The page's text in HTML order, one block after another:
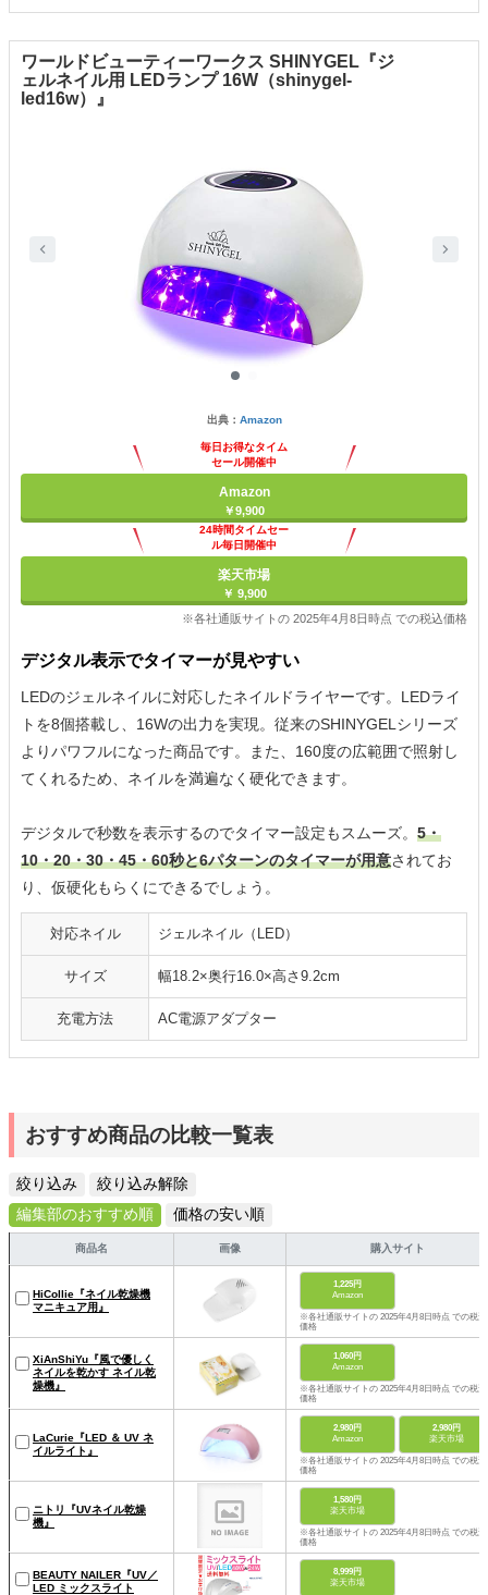
ワールドビューティーワークス SHINYGEL『ジ
ェルネイル用 LEDランプ 16W（shinygel-
led16w）』
出典： Amazon
毎日お得なタイム
セール開催中
Amazon
￥9,900
24時間タイムセー
ル毎日開催中
楽天市場
￥ 9,900
※各社通販サイトの 2025年4月8日時点 での税込価格
デジタル表示でタイマーが見やすい
LEDのジェルネイルに対応したネイルドライヤーです。LEDライ
トを8個搭載し、16Wの出力を実現。従来のSHINYGELシリーズ
よりパワフルになった商品です。また、160度の広範囲で照射し
てくれるため、ネイルを満遍なく硬化できます。
デジタルで秒数を表示するのでタイマー設定もスムーズ。 5・
10・20・30・45・60秒と6パターンのタイマーが用意されてお
り、仮硬化もらくにできるでしょう。
対応ネイル ジェルネイル（LED）
サイズ 幅18.2×奥行16.0×高さ9.2cm
充電方法 AC電源アダプター
おすすめ商品の比較一覧表
絞り込み
絞り込み解除
編集部のおすすめ順
価格の安い順
商品名 画像 購入サイト
HiCollie『ネイル乾燥機
マニキュア用』
1,225円
Amazon
※各社通販サイトの 2025年4月8日時点 での税込
価格
XiAnShiYu『風で優しく
ネイルを乾かす ネイル乾
燥機』
1,060円
Amazon
※各社通販サイトの 2025年4月8日時点 での税込
価格
LaCurie『LED ＆ UV ネ
イルライト』
2,980円
Amazon
2,980円
楽天市場
※各社通販サイトの 2025年4月8日時点 での税込
価格
ニトリ『UVネイル乾燥
機』
1,580円
楽天市場
※各社通販サイトの 2025年4月8日時点 での税込
価格
BEAUTY NAILER『UV／
LED ミックスライト
8,999円
楽天市場